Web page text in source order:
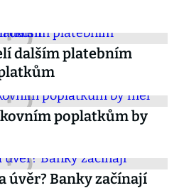
dalším platebním
poplatkům by
úvěr? Banky začínají